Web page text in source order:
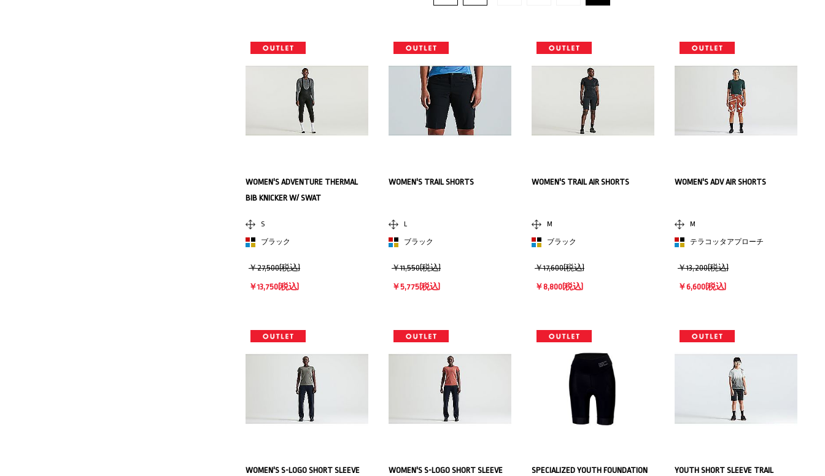
WOMEN'S ADVENTURE THERMAL
BIB KNICKER W/ SWAT
S
ブラック
￥27,500(税込)
￥13,750(税込)
WOMEN'S TRAIL SHORTS
L
ブラック
￥11,550(税込)
￥5,775(税込)
WOMEN'S TRAIL AIR SHORTS
M
ブラック
￥17,600(税込)
￥8,800(税込)
WOMEN'S ADV AIR SHORTS
M
テラコッタアプローチ
￥13,200(税込)
￥6,600(税込)
WOMEN'S S-LOGO SHORT SLEEVE
WOMEN'S S-LOGO SHORT SLEEVE
SPECIALIZED YOUTH FOUNDATION
YOUTH SHORT SLEEVE TRAIL